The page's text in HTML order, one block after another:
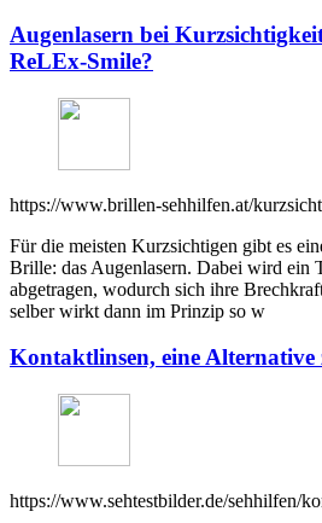
Augenlasern bei
ReLEx-Smile?
https://www.brillen-sehhilfen.at/
Für die meisten Kurzsichtigen gibt es
Brille: das Augenlasern. Dabei wird ein
abgetragen, wodurch sich ihre
selber wirkt dann im Prinzip so w
Kontaktlinsen, eine
https://www.sehtestbilder.de/sehhilfen/